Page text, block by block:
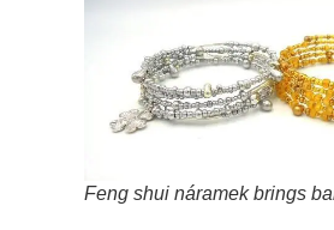
Feng shui náramek brings